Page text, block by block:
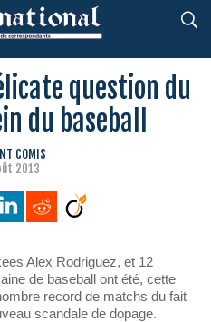
question du
du baseball
COMIS
2013
Alex Rodriguez, et 12
de baseball ont été, cette
record de matchs du fait
scandale de dopage.